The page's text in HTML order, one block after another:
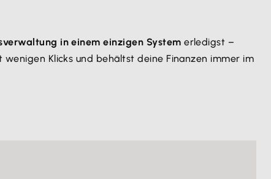
in einem einzigen System erledigst –
Klicks und behältst deine Finanzen immer im